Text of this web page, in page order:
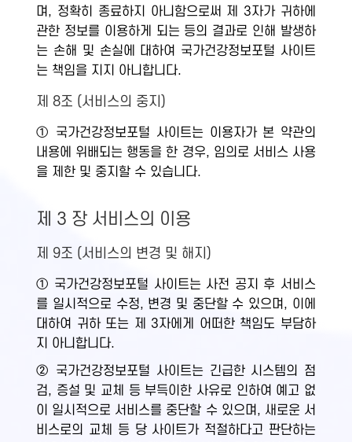
며, 정확히 종료하지 아니함으로써 제 3자가 귀하에
관한 정보를 이용하게 되는 등의 결과로 인해 발생하
는 손해 및 손실에 대하여 국가건강정보포털 사이트
는 책임을 지지 아니합니다.
제 8조 (서비스의 중지)
① 국가건강정보포털 사이트는 이용자가 본 약관의
내용에 위배되는 행동을 한 경우, 임의로 서비스 사용
을 제한 및 중지할 수 있습니다.
제 3 장 서비스의 이용
제 9조 (서비스의 변경 및 해지)
① 국가건강정보포털 사이트는 사전 공지 후 서비스
를 일시적으로 수정, 변경 및 중단할 수 있으며, 이에
대하여 귀하 또는 제 3자에게 어떠한 책임도 부담하
지 아니합니다.
② 국가건강정보포털 사이트는 긴급한 시스템의 점
검, 증설 및 교체 등 부득이한 사유로 인하여 예고 없
이 일시적으로 서비스를 중단할 수 있으며, 새로운 서
비스로의 교체 등 당 사이트가 적절하다고 판단하는